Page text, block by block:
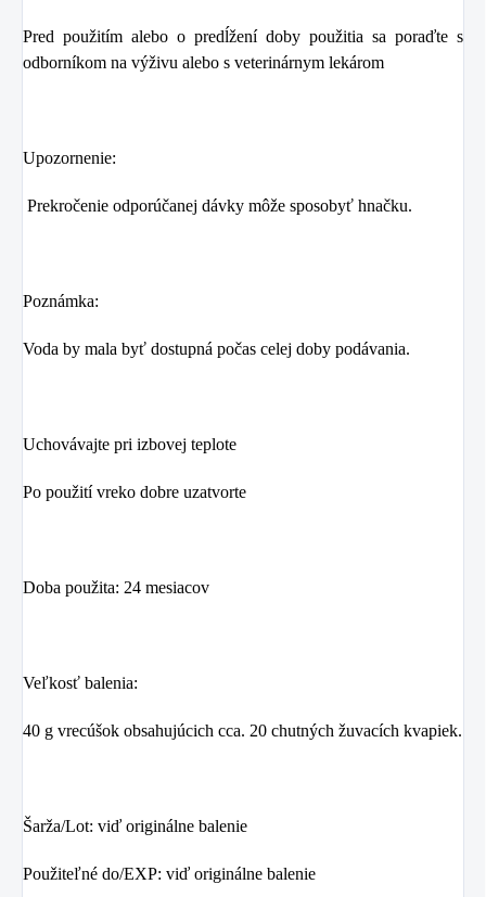
Pred použitím alebo o predĺžení doby použitia sa poraďte s
odborníkom na výživu alebo s veterinárnym lekárom
Upozornenie:
Prekročenie odporúčanej dávky môže sposobyť hnačku.
Poznámka:
Voda by mala byť dostupná počas celej doby podávania.
Uchovávajte pri izbovej teplote
Po použití vreko dobre uzatvorte
Doba použita: 24 mesiacov
Veľkosť balenia:
40 g vrecúšok obsahujúcich cca. 20 chutných žuvacích kvapiek.
Šarža/Lot: viď originálne balenie
Použiteľné do/EXP: viď originálne balenie